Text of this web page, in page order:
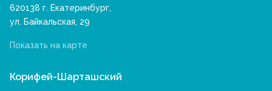
620138 г. Екатеринбург,
ул. Байкальская, 29
Показать на карте
Корифей-Шарташский